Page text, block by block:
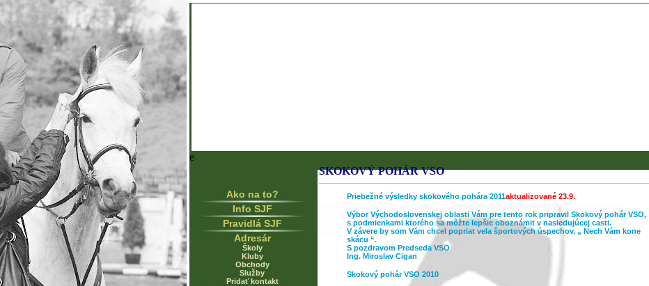
e
Ako na to?
Info SJF
Pravidlá SJF
Adresár
Školy
Kluby
Obchody
Služby
Pridať kontakt
SKOKOVÝ POHÁR VSO
Priebežné výsledky skokového pohára 2011aktualizované 23.9.
Výbor Východoslovenskej oblasti Vám pre tento rok pripravil Skokový pohár VSO,
s podmienkami ktorého sa môžte lepšie oboznámit v nasledujúcej casti.
V závere by som Vám chcel popriat vela športových úspechov. „ Nech Vám kone
skácu “.
S pozdravom Predseda VSO
Ing. Miroslav Cigan
Skokový pohár VSO 2010